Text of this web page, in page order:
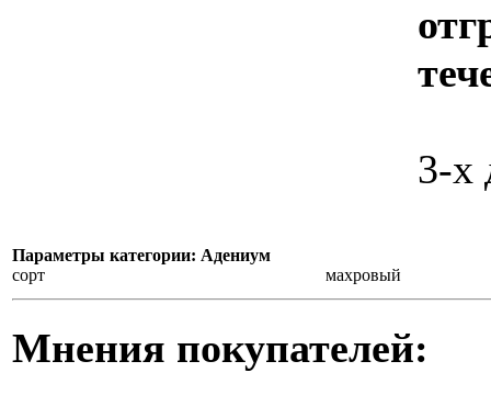
3-х
Параметры категории: Адениум
сорт
махровый
Мнения покупателей: